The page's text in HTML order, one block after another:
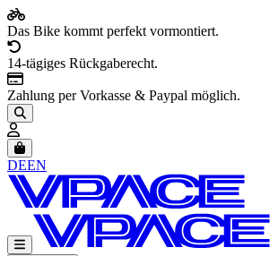
Das Bike kommt perfekt vormontiert.
14-tägiges Rückgaberecht.
Zahlung per Vorkasse & Paypal möglich.
Artikel im Warenkorb, Warenkorb anzeigen
DEEN